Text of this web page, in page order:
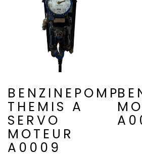
BENZINEPOMP
THEMIS A
SERVO
MOTEUR
A0009